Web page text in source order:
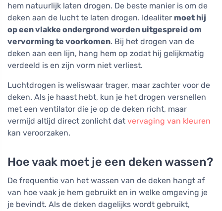
hem natuurlijk laten drogen. De beste manier is om de
deken aan de lucht te laten drogen. Idealiter moet hij
op een vlakke ondergrond worden uitgespreid om
vervorming te voorkomen. Bij het drogen van de
deken aan een lijn, hang hem op zodat hij gelijkmatig
verdeeld is en zijn vorm niet verliest.
Luchtdrogen is weliswaar trager, maar zachter voor de
deken. Als je haast hebt, kun je het drogen versnellen
met een ventilator die je op de deken richt, maar
vermijd altijd direct zonlicht dat vervaging van kleuren
kan veroorzaken.
Hoe vaak moet je een deken wassen?
De frequentie van het wassen van de deken hangt af
van hoe vaak je hem gebruikt en in welke omgeving je
je bevindt. Als de deken dagelijks wordt gebruikt,